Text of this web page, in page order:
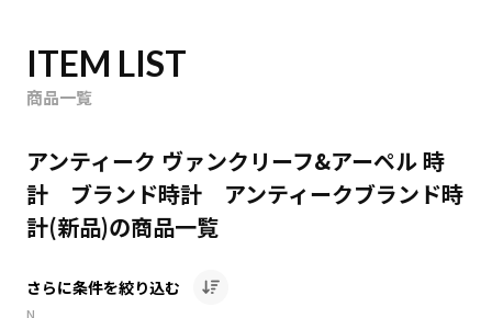
ITEM LIST
商品一覧
アンティーク ヴァンクリーフ&アーペル 時
計 ブランド時計 アンティークブランド時
計(新品)の商品一覧
さらに条件を絞り込む
N